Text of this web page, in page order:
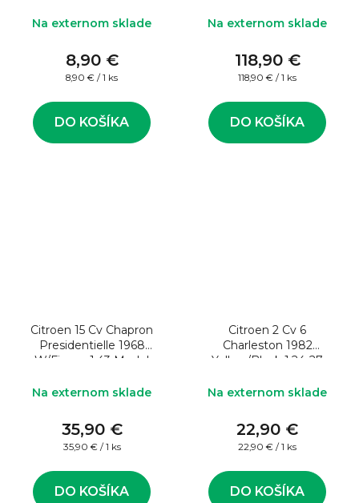
Na externom sklade
8,90 €
Jednotková
8,90 € / 1 ks
DO KOŠÍKA
Na externom sklade
118,90 €
Jednotková
118,90 € / 1 ks
DO KOŠÍKA
Citroen 15 Cv Chapron
Presidentielle 1968
W/Figure 1:43 Model
Na externom sklade
35,90 €
Jednotková
35,90 € / 1 ks
DO KOŠÍKA
Citroen 2 Cv 6
Charleston 1982
Yellow/Black 1:24-27
Na externom sklade
22,90 €
Jednotková
22,90 € / 1 ks
DO KOŠÍKA